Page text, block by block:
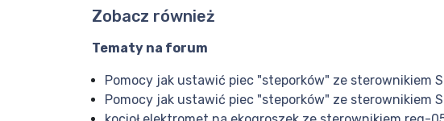
Zobacz również
Tematy na forum
Pomocy jak ustawić piec "steporków" ze sterownikiem
Pomocy jak ustawić piec "steporków" ze sterownikiem